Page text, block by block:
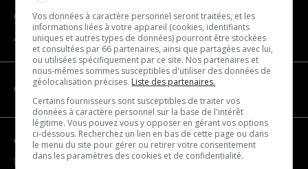
Contact us
About us
CATEGORIES
Geography
France
Vos données à caractère personnel seront traitées, et les
informations liées à votre appareil (cookies, identifiants
uniques et autres types de données) pourront être stockées
et consultées par 66 partenaires, ainsi que partagées avec lui,
ou utilisées spécifiquement par ce site. Nos partenaires et
nous-mêmes sommes susceptibles d'utiliser des données de
géolocalisation précises. Liste des partenaires.
Certains fournisseurs sont susceptibles de traiter vos
données à caractère personnel sur la base de l'intérêt
légitime. Vous pouvez vous y opposer en gérant vos options
ci-dessous. Recherchez un lien en bas de cette page ou dans
le menu du site pour gérer ou retirer votre consentement
dans les paramètres des cookies et de confidentialité.